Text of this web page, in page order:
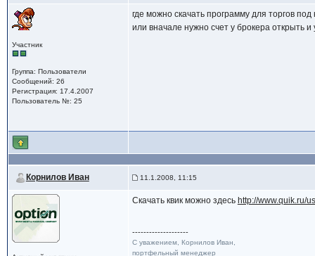
Участник
Группа: Пользователи
Сообщений: 26
Регистрация: 17.4.2007
Пользователь №: 25
где можно скачать программу для торгов
или вначале нужно счет у брокера открыть
Корнилов Иван 11.1.2008, 11:15
Скачать квик можно здесь http://www.quik.ru/
--------------------
С уважением, Корнилов Иван,
портфельный менеджер